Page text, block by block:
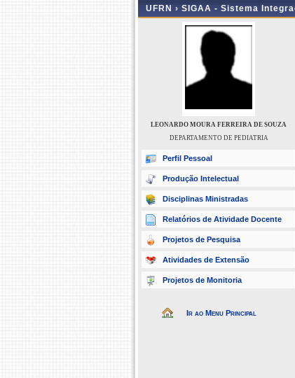
UFRN › SIGAA - Sistema
LEONARDO MOURA FERREIRA DE SOUZA
DEPARTAMENTO DE PEDIATRIA
Perfil Pessoal
Produção Intelectual
Disciplinas Ministradas
Relatórios de Atividade Docente
Projetos de Pesquisa
Atividades de Extensão
Projetos de Monitoria
Ir ao Menu Principal